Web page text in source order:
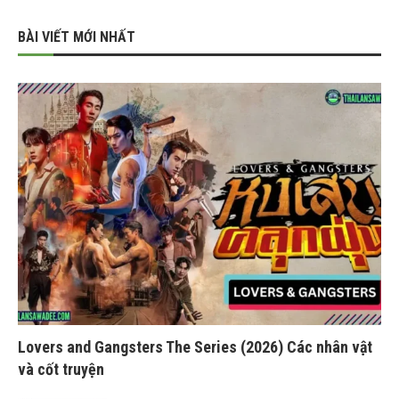
BÀI VIẾT MỚI NHẤT
Lovers and Gangsters The Series (2026) Các nhân vật
và cốt truyện